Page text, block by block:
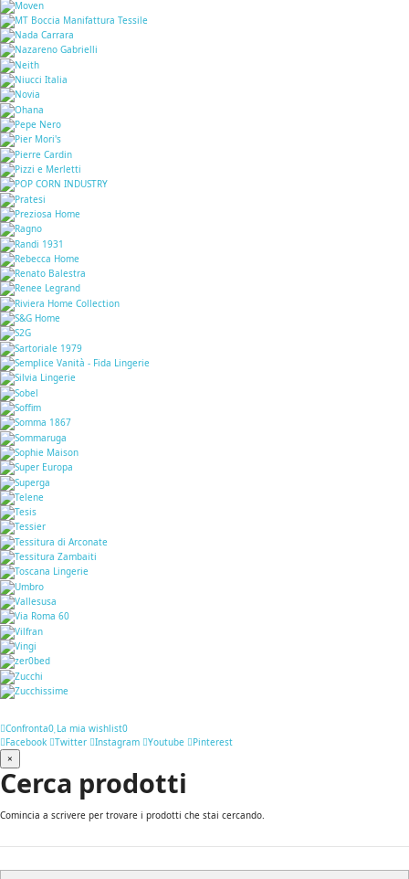
Confronta0 La mia wishlist0
Facebook
Twitter Instagram Youtube
Pinterest
×
Cerca prodotti
Comincia a scrivere per trovare i prodotti che stai cercando.